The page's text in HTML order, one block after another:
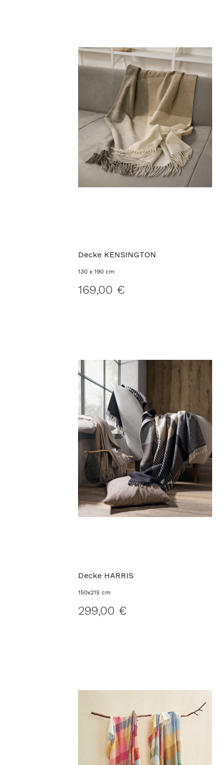
Decke KENSINGTON
130 x 190 cm
169,00 €
Decke HARRIS
150x215 cm